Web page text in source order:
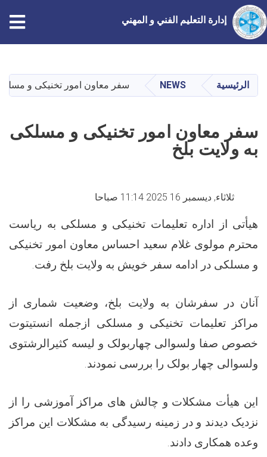
المحتوى
الرئيسي
إدارة التعليم الفني و المهني
الرئيسية NEWS سفر معاون امور تخنیکی و
سفر معاون امور تخنیکی و مسلکی
به ولایت بلخ
ثلاثاء, ديسمبر 16 2025 11:14 صباحا
‌هیأتی از اداره تعلیمات تخنیکی و مسلکی به ریاست
محترم مولوی غلام سعید احساس معاون امور تخنیکی
و مسلکی در ادامه سفر خویش به ولایت بلخ رفت.
آنان در سفرشان به ولایت بلخ، وضعیت شماری از
مراکز تعلیمات تخنیکی و مسلکی ازجمله انستیتوت
خصوص صفا ولسوالی چهاربولک و لیسه کثیرالرشتوی
ولسوالی چهار بولک را بررسی نمودند.
این هيأت مشکلات و چالش های مراکز آموزشی را از
نزدیک دیدند و در زمینه رسیدگی به مشکلات این مراکز
وعده همکاری دادند.